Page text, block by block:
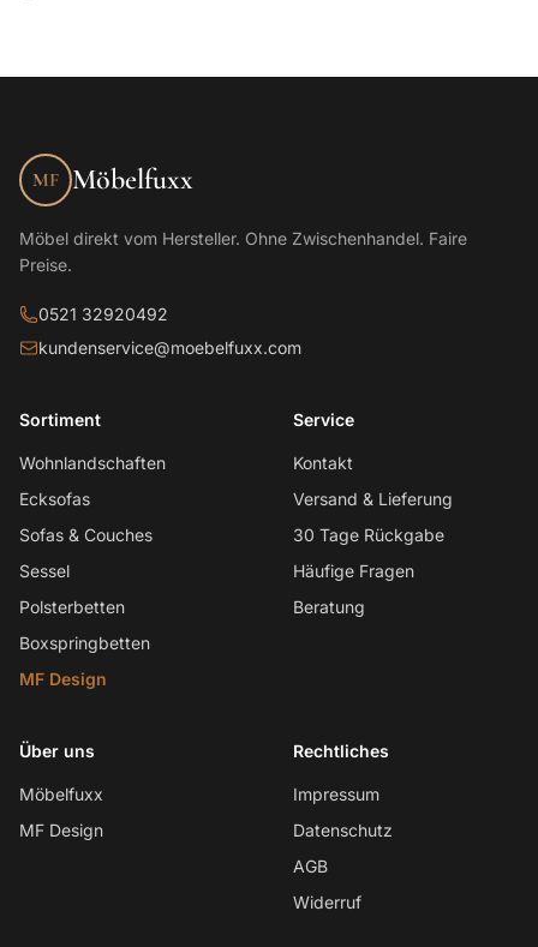
MF Möbelfuxx
Möbel direkt vom Hersteller. Ohne Zwischenhandel. Faire
Preise.
0521 32920492
kundenservice@moebelfuxx.com
Sortiment
Wohnlandschaften
Ecksofas
Sofas & Couches
Sessel
Polsterbetten
Boxspringbetten
MF Design
Service
Kontakt
Versand & Lieferung
30 Tage Rückgabe
Häufige Fragen
Beratung
Über uns
Möbelfuxx
MF Design
Rechtliches
Impressum
Datenschutz
AGB
Widerruf